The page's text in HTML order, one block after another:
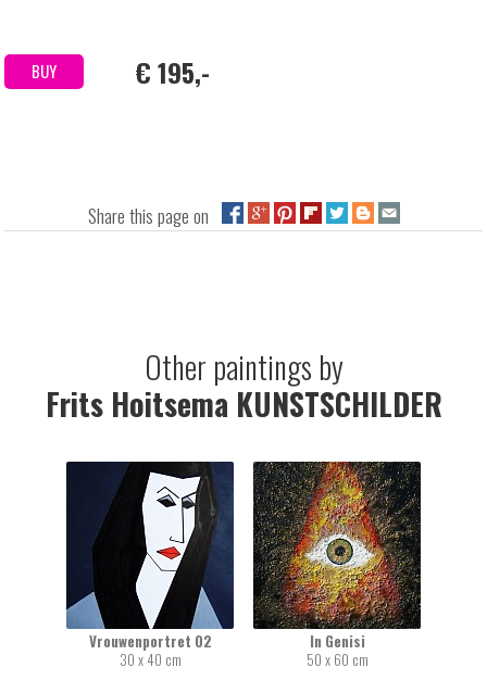
BUY € 195,-
Share this page on
Other paintings by
Frits Hoitsema KUNSTSCHILDER
Vrouwenportret 02
30 x 40 cm
In Genisi
50 x 60 cm